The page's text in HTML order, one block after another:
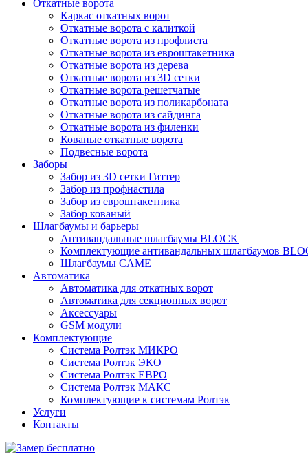
Откатные ворота
Каркас откатных ворот
Откатные ворота с калиткой
Откатные ворота из профлиста
Откатные ворота из евроштакетника
Откатные ворота из дерева
Откатные ворота из 3D сетки
Откатные ворота решетчатые
Откатные ворота из поликарбоната
Откатные ворота из сайдинга
Откатные ворота из филенки
Кованые откатные ворота
Подвесные ворота
Заборы
Забор из 3D сетки Гиттер
Забор из профнастила
Забор из евроштакетника
Забор кованый
Шлагбаумы и барьеры
Антивандальные шлагбаумы BLOCK
Комплектующие антивандальных шлагбаумов
Шлагбаумы CAME
Автоматика
Автоматика для откатных ворот
Автоматика для секционных ворот
Аксессуары
GSM модули
Комплектующие
Система Ролтэк МИКРО
Система Ролтэк ЭКО
Система Ролтэк ЕВРО
Система Ролтэк МАКС
Комплектующие к системам Ролтэк
Услуги
Контакты